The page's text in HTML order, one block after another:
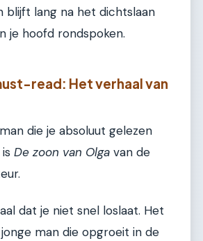
blijft lang na het dichtslaan
je hoofd rondspoken.
read: Het verhaal van
die je absoluut gelezen
De zoon van Olga van de
dat je niet snel loslaat. Het
man die opgroeit in de